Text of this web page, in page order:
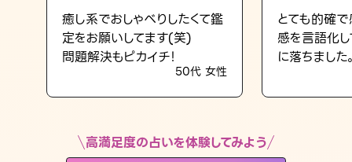
占い記事
LINE占いを開く
※LINEアプリ内のサービスページへ遷移します
癒し系でおしゃべりしたくて鑑
定をお願いしてます(笑)
問題解決もピカイチ！
50代 女性
とても的確
感を言語化
に落ちました
高満足度の占いを体験してみよう